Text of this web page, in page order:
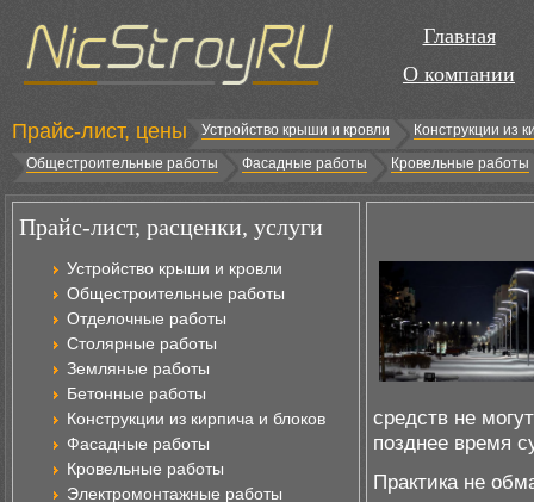
Главная
О компании
Прайс-лист, цены Устройство крыши и кровли
Конструкции из
Общестроительные работы
Фасадные работы Кровельные работы
Прайс-лист, расценки, услуги
Устройство крыши и кровли
Общестроительные работы
Отделочные работы
Столярные работы
Земляные работы
Бетонные работы
Конструкции из кирпича и блоков
Фасадные работы
Кровельные работы
Электромонтажные работы
средств не
позднее время
Практика не